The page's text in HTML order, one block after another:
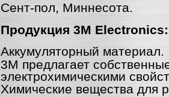
Сент-пол, Миннесота.
Продукция 3M Electronics:
Аккумуляторный материал.
3M предлагает
электрохимическими
Химические вещества для